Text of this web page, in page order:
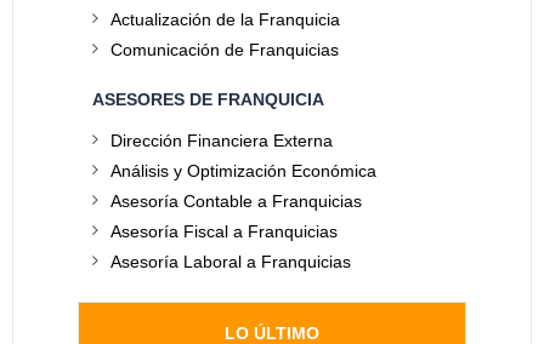
Actualización de la Franquicia
Comunicación de Franquicias
ASESORES DE FRANQUICIA
Dirección Financiera Externa
Análisis y Optimización Económica
Asesoría Contable a Franquicias
Asesoría Fiscal a Franquicias
Asesoría Laboral a Franquicias
LO ÚLTIMO